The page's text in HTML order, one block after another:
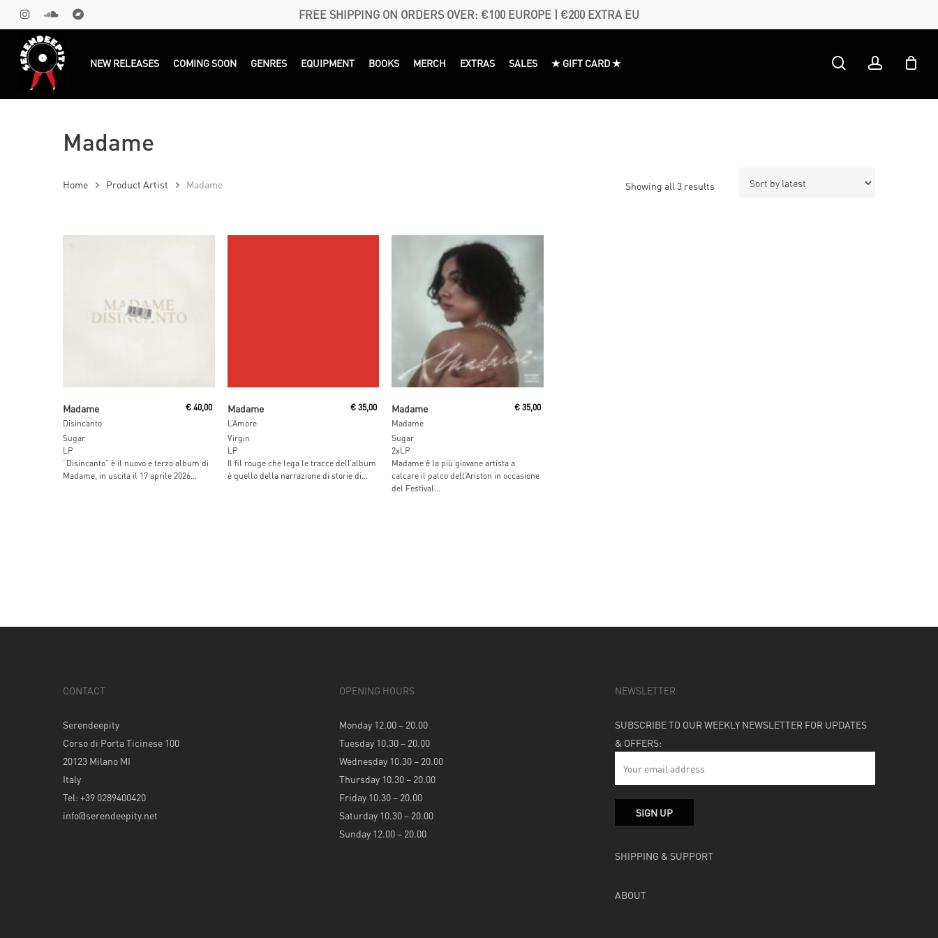
to
content
INSTAGRAMSOUNDCLOUDBANDCAMP FREE SHIPPING ON ORDERS OVER: €100 EUROPE | €200 EXTRA EU
searchNEW RELEASES COMING SOON GENRES EQUIPMENT BOOKS MERCH EXTRAS SALES ★ GIFT CARD ★ searchaccount
Madame
Showing all 3 resultsSorted
Home Product Artist Madame
Madame
Disincanto
€ 40,00
Sugar
LP
“Disincanto” è il nuovo e terzo album di
Madame, in uscita il 17 aprile 2026...
Madame
L’Amore
€35,00
Virgin
LP
Il fil rouge che lega le tracce dell’album
è quello della narrazione di storie di...
Madame
Madame
€ 35,00
Sugar
2xLP
Madame è la più giovane artista a
calcare il palco dell’Ariston in occasione
del Festival...
CONTACT
Serendeepity
Corso di Porta Ticinese 100
20123 Milano MI
Italy
Tel: +39 0289400420
info@serendeepity.net
OPENING HOURS
Monday 12.00 – 20.00
Tuesday 10.30 – 20.00
Wednesday 10.30 – 20.00
Thursday 10.30 – 20.00
Friday 10.30 – 20.00
Saturday 10.30 – 20.00
Sunday 12.00 – 20.00
NEWSLETTER
SUBSCRIBE TO OUR WEEKLY NEWSLETTER FOR UPDATES
& OFFERS:
SHIPPING & SUPPORT
ABOUT